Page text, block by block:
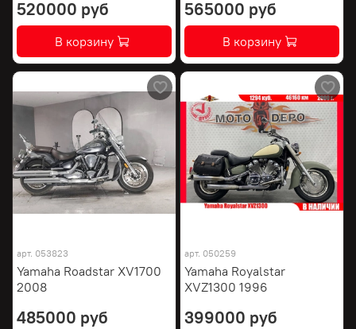
520000 руб
В корзину
565000 руб
В корзину
арт. 053823
Yamaha Roadstar XV1700
2008
485000 руб
арт. 050259
Yamaha Royalstar
XVZ1300 1996
399000 руб